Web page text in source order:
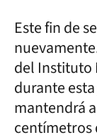
Este fin de
del Instituto
durante
mantendrá
centímetros